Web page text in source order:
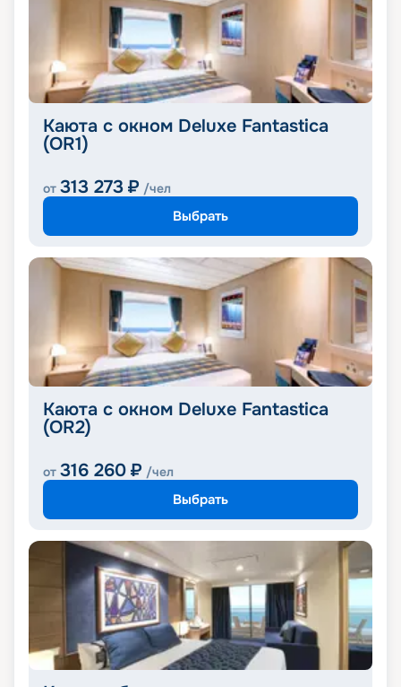
Каюта с окном Deluxe Fantastica
(OR1)
от 313 273 ₽ /чел
Выбрать
Каюта с окном Deluxe Fantastica
(OR2)
от 316 260 ₽ /чел
Выбрать